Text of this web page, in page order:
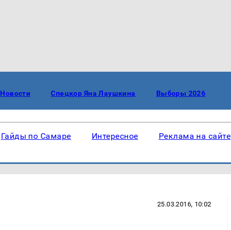
Новости Спецкор Яна Лаушкина Выборы 2026
Гайды по Самаре Интересное Реклама на сайте
25.03.2016, 10:02